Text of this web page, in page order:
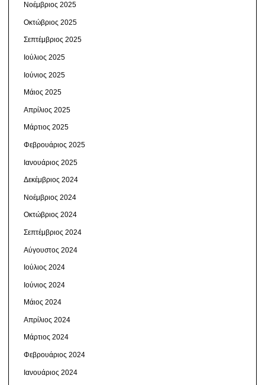
Νοέμβριος 2025
Οκτώβριος 2025
Σεπτέμβριος 2025
Ιούλιος 2025
Ιούνιος 2025
Μάιος 2025
Απρίλιος 2025
Μάρτιος 2025
Φεβρουάριος 2025
Ιανουάριος 2025
Δεκέμβριος 2024
Νοέμβριος 2024
Οκτώβριος 2024
Σεπτέμβριος 2024
Αύγουστος 2024
Ιούλιος 2024
Ιούνιος 2024
Μάιος 2024
Απρίλιος 2024
Μάρτιος 2024
Φεβρουάριος 2024
Ιανουάριος 2024